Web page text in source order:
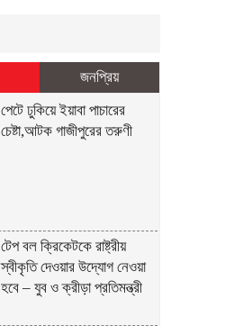
জনপ্রিয়
পেটে ঢুকিয়ে ইয়াবা পাচারের
চেষ্টা,আটক গাজীপুরের তরুণী
টেপ বল ক্রিকেটকে রাষ্ট্রীয়
স্বীকৃতি দেওয়ার উদ্যোগ নেওয়া
হবে – যুব ও ক্রীড়া প্রতিমন্ত্রী